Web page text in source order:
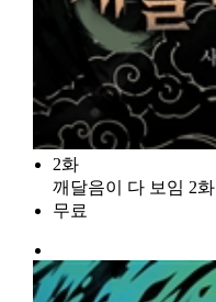
2화
깨달음이 다 보임 2화
무료